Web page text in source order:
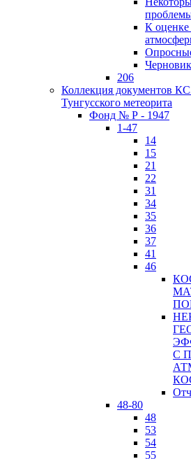
К оценке
206
Коллекция документов
Тунгусского метеорита
Фонд № Р - 1947
1-47
14
15
21
22
31
34
35
36
37
41
46
С
48-80
48
53
54
55